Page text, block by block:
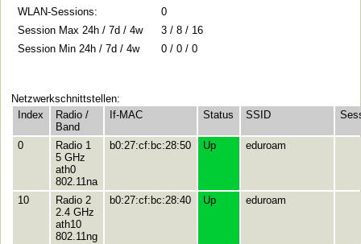
WLAN-Sessions:
0
Session Max 24h / 7d / 4w
3 / 8 / 16
Session Min 24h / 7d / 4w
0 / 0 / 0
Netzwerkschnittstellen:
Index
Radio /
Band
If-MAC Status SSID
0
Radio 1
5 GHz
ath0
802.11na
b0:27:cf:bc:28:50 Up eduroam
10
Radio 2
2.4 GHz
ath10
802.11ng
b0:27:cf:bc:28:40 Up eduroam